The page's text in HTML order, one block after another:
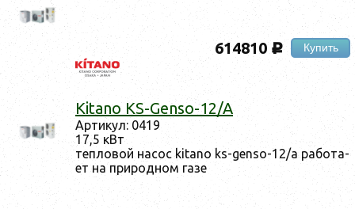
614810 c Купить
Kitano KS-Genso-12/A
Ар­ти­кул: 0419
17,5 кВт
теп­ло­вой на­сос kitano ks-genso-12/a ра­бота­
ет на при­род­ном га­зе